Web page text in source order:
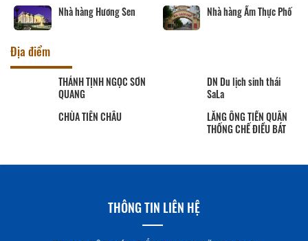
Nhà hàng Hương Sen
Nhà hàng Ẩm Thực Phố
Địa điểm
THÁNH TỊNH NGỌC SƠN
QUANG
DN Du lịch sinh thái
SaLa
CHÙA TIÊN CHÂU
LĂNG ÔNG TIỀN QUÂN
THỐNG CHẾ ĐIỀU BÁT
THÔNG TIN LIÊN HỆ